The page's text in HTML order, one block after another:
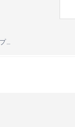
取締役に対する株式報酬型ストックオプション制度の導入に関するお知らせ